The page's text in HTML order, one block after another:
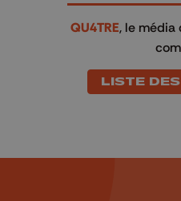
QU4TRE, le média
LISTE